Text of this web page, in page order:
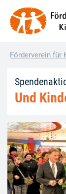
Förderverein für
Und